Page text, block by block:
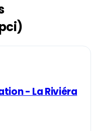
- La Riviéra